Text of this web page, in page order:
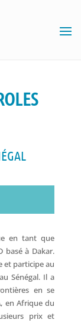
en tant que
basé à Dakar.
et participe au
Sénégal. Il a
en se
en Afrique du
prix et